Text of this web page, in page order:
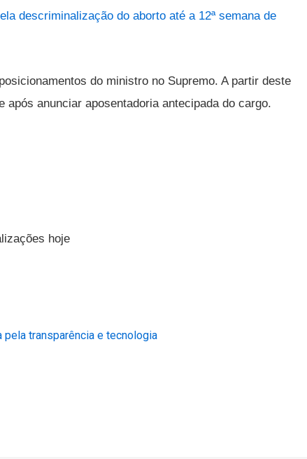
descriminalização do aborto até a 12ª semana de
do ministro no Supremo. A partir deste
após anunciar aposentadoria antecipada do cargo.
hoje
pela transparência e tecnologia